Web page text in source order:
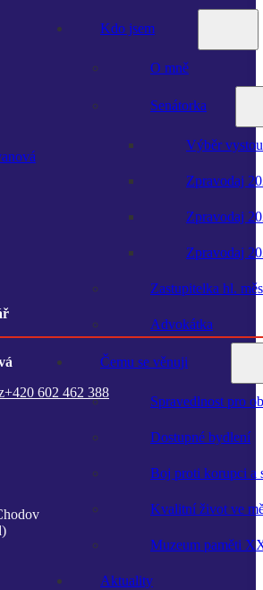
Kdo jsem
O mně
Senátorka
Výběr
Zpravodaj
Zpravodaj
Zpravodaj
Zastupitelka hl.
Advokátka
Čemu se věnuji
Spravedlnost pro
Dostupné bydlení
Boj proti korupci a
Kvalitní život ve
Muzeum paměti
Aktuality
+420 602 462 388